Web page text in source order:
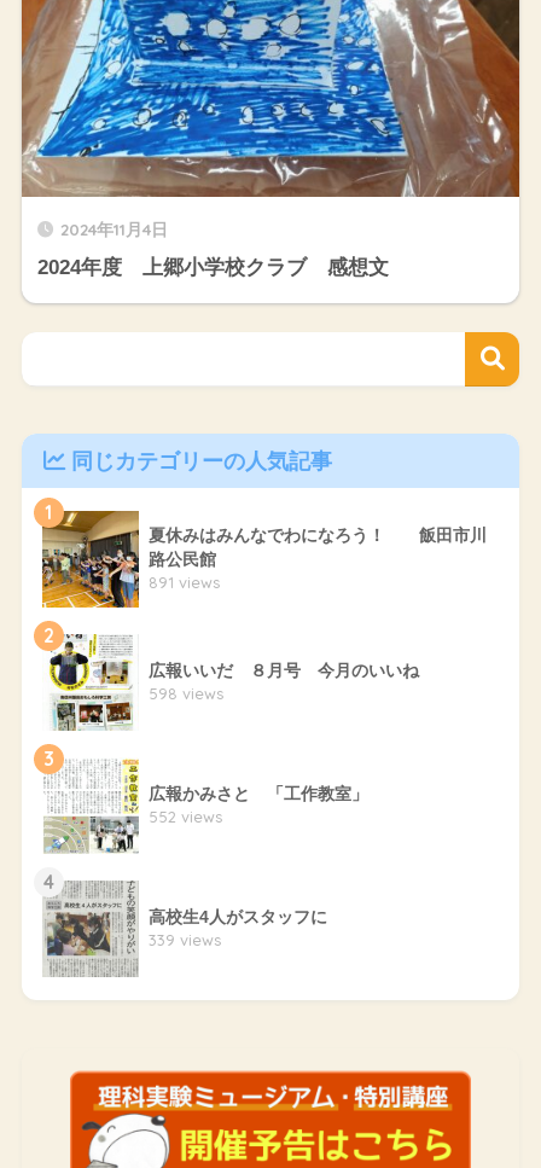
2024年11月4日
2024年度 上郷小学校クラブ 感想文
同じカテゴリーの人気記事
1
夏休みはみんなでわになろう！ 飯田市川
路公民館
891 views
2
広報いいだ ８月号 今月のいいね
598 views
3
広報かみさと 「工作教室」
552 views
4
高校生4人がスタッフに
339 views